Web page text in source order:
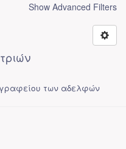
Show Advanced Filters
των αδελφών